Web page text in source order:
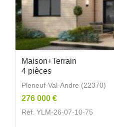
Maison+Terrain
4 pièces
Pleneuf-Val-Andre (22370)
276 000 €
Réf. YLM-26-07-10-75